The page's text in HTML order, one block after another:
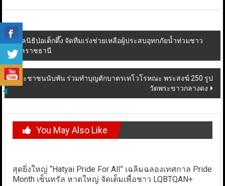
Post
navigation
มูลนิธิป่อเต็กตึ๊ง จัดทีมเร่งช่วยเหลือผู้ประสบอุทกภัยน้ำท่วมชาว
อุบลราชธานี
ประชาชนนับพัน ร่วมทำบุญตักบาตรเทโวโรหณะ พระสงฆ์ 250 รูป
วัดพระขาวกลางดง
You May Also Like
สุดยิ่งใหญ่ “Hatyai Pride For All” เฉลิมฉลองเทศกาล Pride
Month เซ็นทรัล หาดใหญ่ จัดเต็มเพื่อชาว LQBTQAN+